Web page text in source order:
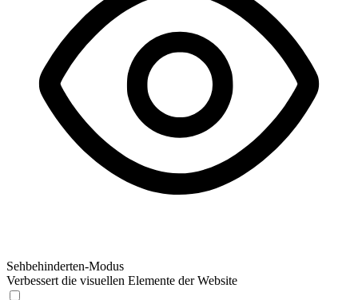
Sehbehinderten-Modus
Verbessert die visuellen Elemente der Website